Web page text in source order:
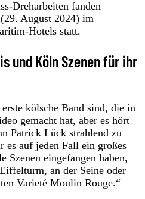
Dreharbeiten fanden
August 2024) im
Hotels statt.
und Köln Szenen für ihr
kölsche Band sind, die in
gemacht hat, aber es hört
Patrick Lück strahlend zu
es auf jeden Fall ein großes
Szenen eingefangen haben,
an der Seine oder
Varieté Moulin Rouge.“